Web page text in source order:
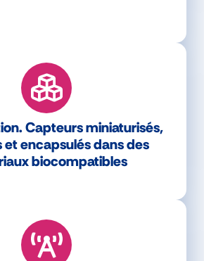
Capteurs miniaturisés,
encapsulés dans des
biocompatibles